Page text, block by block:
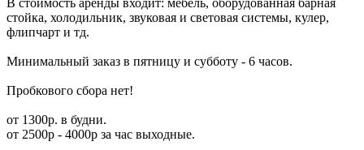
стойка, холодильник, звуковая и световая системы, кулер,
флипчарт и тд.
Минимальный заказ в пятницу и субботу - 6 часов.
Пробкового сбора нет!
от 1300р. в будни.
от 2500р - 4000р за час выходные.